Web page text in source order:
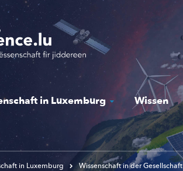
in Luxemburg Wissen
in Luxemburg Wissenschaft in der Gesellschaft